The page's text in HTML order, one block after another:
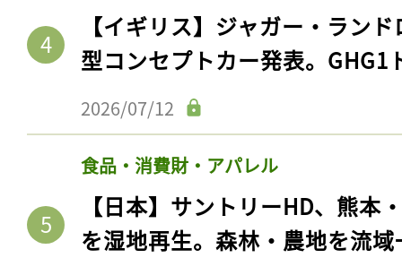
【イギリス】ジャガー・ラン
型コンセプトカー発表。GHG1
2026/07/12
食品・消費財・アパレル
【日本】サントリーHD、熊本
を湿地再生。森林・農地を流